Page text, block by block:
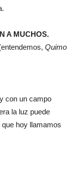
A MUCHOS.
Quimo
con un campo
la luz puede
hoy llamamos